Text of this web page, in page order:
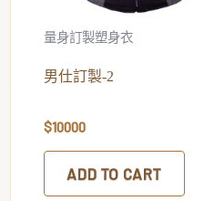
量身訂製塑身衣
男仕訂製-2
$10000
ADD TO CART